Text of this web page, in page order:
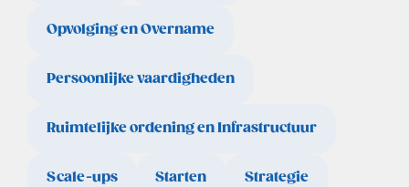
Opvolging en Overname
Persoonlijke vaardigheden
Ruimtelijke ordening en Infrastructuur
Scale-ups Starten Strategie